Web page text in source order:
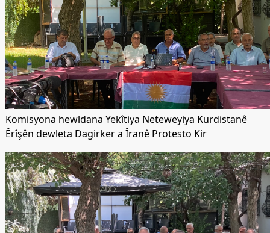
Komisyona hewldana Yekîtiya Neteweyiya Kurdistanê
Êrîşên dewleta Dagirker a Îranê Protesto Kir